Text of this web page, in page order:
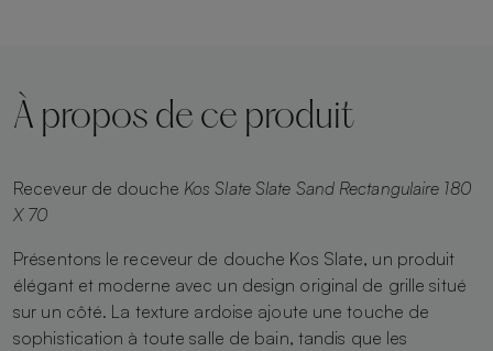
À propos de ce produit
Receveur de douche Kos Slate Slate Sand Rectangulaire 180
X 70
Présentons le receveur de douche Kos Slate, un produit
élégant et moderne avec un design original de grille situé
sur un côté. La texture ardoise ajoute une touche de
sophistication à toute salle de bain, tandis que les